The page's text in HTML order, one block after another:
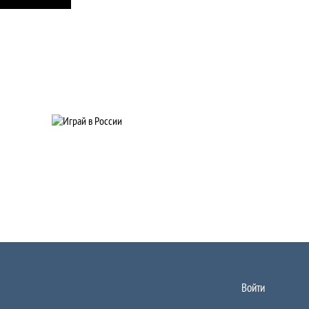
Войти